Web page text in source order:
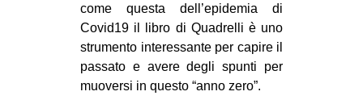
come questa dell’epidemia di
Covid19 il libro di Quadrelli è uno
strumento interessante per capire il
passato e avere degli spunti per
muoversi in questo “anno zero”.